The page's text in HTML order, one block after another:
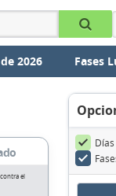
2026 Fases
el